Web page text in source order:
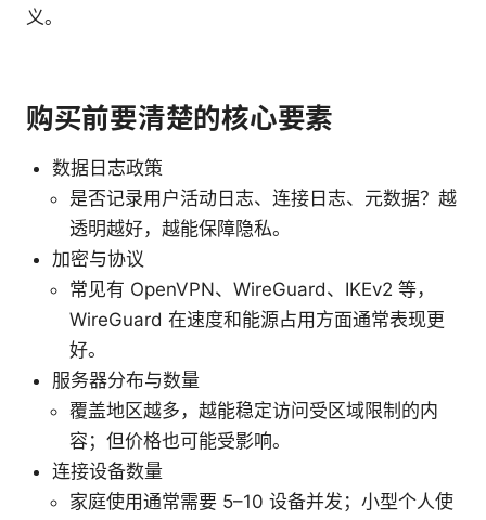
义。
购买前要清楚的核心要素
数据日志政策
是否记录用户活动日志、连接日志、元数据？越
透明越好，越能保障隐私。
加密与协议
常见有 OpenVPN、WireGuard、IKEv2 等，
WireGuard 在速度和能源占用方面通常表现更
好。
服务器分布与数量
覆盖地区越多，越能稳定访问受区域限制的内
容；但价格也可能受影响。
连接设备数量
家庭使用通常需要 5–10 设备并发；小型个人使